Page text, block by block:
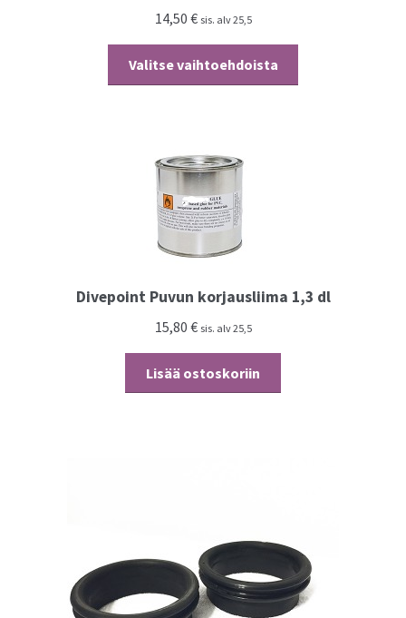
14,50 € sis. alv 25,5
Valitse vaihtoehdoista
Divepoint Puvun korjausliima 1,3 dl
15,80 € sis. alv 25,5
Lisää ostoskoriin